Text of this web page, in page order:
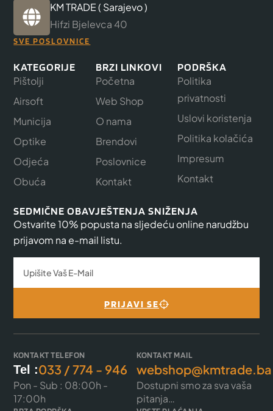
KM TRADE ( Sarajevo )
Hifzi Bjelevca 40
SVE POSLOVNICE
KATEGORIJE
Pištolji
Airsoft
Municija
Optike
Odjeća
Obuća
BRZI LINKOVI
Početna
Web Shop
O nama
Brendovi
Poslovnice
Kontakt
PODRŠKA
Politika
privatnosti
Uslovi koristenja
Politika kolačića
Impresum
Kontakt
SEDMIČNE OBAVJEŠTENJA SNIŽENJA
Ostvarite 10% popusta na sljedeću online narudžbu
prijavom na e-mail listu.
PRIJAVI SE
KONTAKT TELEFON
Tel :033 / 774 - 946
Pon - Sub : 08:00h -
17:00h
KONTAKT MAIL
webshop@kmtrade.ba
Dostupni smo za sva vaša
pitanja…